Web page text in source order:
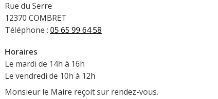
Rue du Serre
12370 COMBRET
Téléphone : 05 65 99 64 58
Horaires
Le mardi de 14h à 16h
Le vendredi de 10h à 12h
Monsieur le Maire reçoit sur rendez-vous.